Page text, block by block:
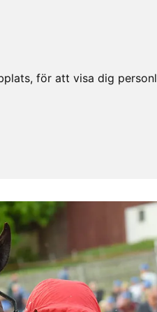
för att visa dig